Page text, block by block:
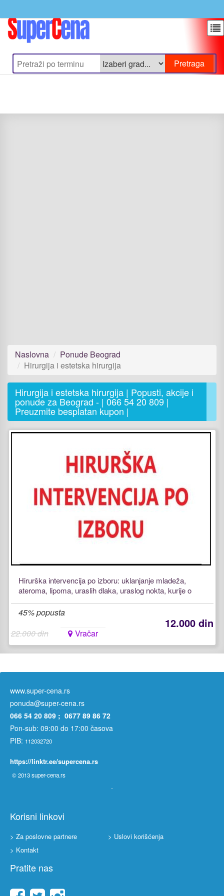
Naslovna
Ponude Beograd
Hirurgija i estetska hirurgija
Hirurgija i estetska hirurgija | Popusti, akcije i
ponude za Beograd - | 066 54 20 809 |
Preuzmite besplatan kupon |
Hirurška intervencija po izboru: uklanjanje mladeža,
ateroma, lipoma, uraslih dlaka, uraslog nokta, kurije o
45% popusta
12.000 din
22.000 din Vračar
www.super-cena.rs
ponuda@super-cena.rs
066 54 20 809 ; 0677 89 86 72
Pon-sub: 09:00 do 17:00 časova
PIB: 112032720
https://linktr.ee/supercena.rs
© 2013super-cena.rs
Korisni linkovi
> Za poslovne partnere
> Uslovi korišćenja
> Kontakt
Pratite nas